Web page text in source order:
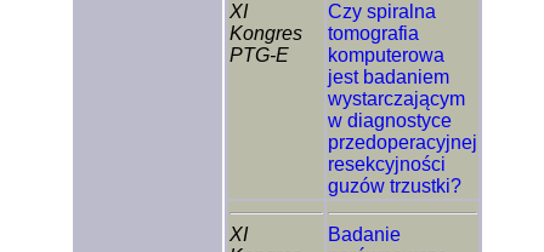
XI
Kongres
PTG-E
Czy spiralna
tomografia
komputerowa
jest badaniem
wystarczającym
w diagnostyce
przedoperacyjnej
resekcyjności
guzów trzustki?
XI
Badanie